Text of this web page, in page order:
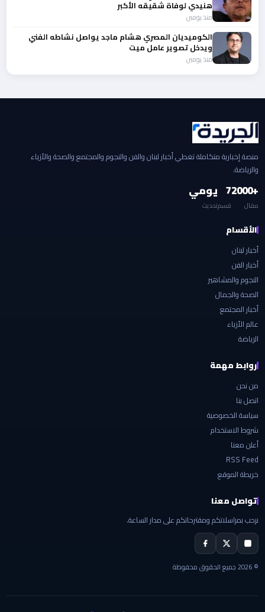
هنيدي لوفاة شقيقه الأكبر
منذ يومين
الكوميديان المصري هشام ماجد يواصل نشاطه الفني
ويدخل تصوير عامل ميت
منذ يومين
منصة إخبارية متكاملة تغطي أخبار لبنان والفن والنجوم والمجتمع والصحة والأزياء
والرياضة.
+2000
مقال
7
قسم
يومي
تحديث
الأقسام
أخبار لبنان
أخبار الفن
النجوم والمشاهير
الصحة والجمال
أخبار المجتمع
عالم الأزياء
الرياضة
روابط مهمة
من نحن
اتصل بنا
سياسة الخصوصية
شروط الاستخدام
أعلن معنا
RSS Feed
خريطة الموقع
تواصل معنا
نرحب بمراسلاتكم ومقترحاتكم على مدار الساعة.
© 2026 جميع الحقوق محفوظة